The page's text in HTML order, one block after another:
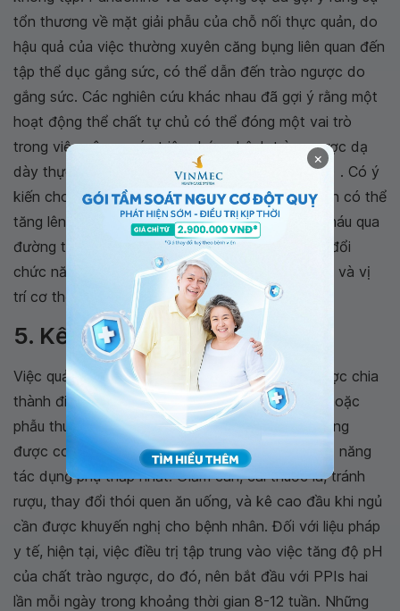
tổn thương về mặt giải phẫu của chỗ nối thực quản, do
hậu quả của việc thường xuyên căng bụng liên quan đến
tập thể dục gắng sức, có thể dẫn đến trào ngược do
gắng sức. Các nghiên cứu khác nhau đã gợi ý rằng một
hoạt động thể chất tự chủ có thể đóng một vai trò
trong việc gây ra các triệu chứng bệnh trào ngược dạ
dày thực quản (tức là chạy, đạp xe, tập thể dục) . Có ý
kiến ​​cho rằng bệnh trào ngược dạ dày thực quản có thể
tăng lên ở các vận động viên vì giảm lưu lượng máu qua
đường tiêu hóa, thay đổi bài tiết hormone, thay đổi
chức năng vận động của thực quản và tâm thất, và vị
trí cơ thể bị hạn chế trong khi tập luyện.
5. Kết luận
Việc quản lý trào ngược thanh quảncó thể được chia
thành điều chỉnh lối sống, điều trị nội khoa và / hoặc
phẫu thuật. Thay đổi hành vi và điều chỉnh lối sống
được coi là phương pháp điều trị đầu tay với khả năng
tác dụng phụ thấp nhất. Giảm cân, cai thuốc lá, tránh
rượu, thay đổi thói quen ăn uống, và kê cao đầu khi ngủ
cần được khuyến nghị cho bệnh nhân. Đối với liệu pháp
y tế, hiện tại, việc điều trị tập trung vào việc tăng độ pH
của chất trào ngược, do đó, nên bắt đầu với PPIs hai
lần mỗi ngày trong khoảng thời gian 8-12 tuần. Những
×